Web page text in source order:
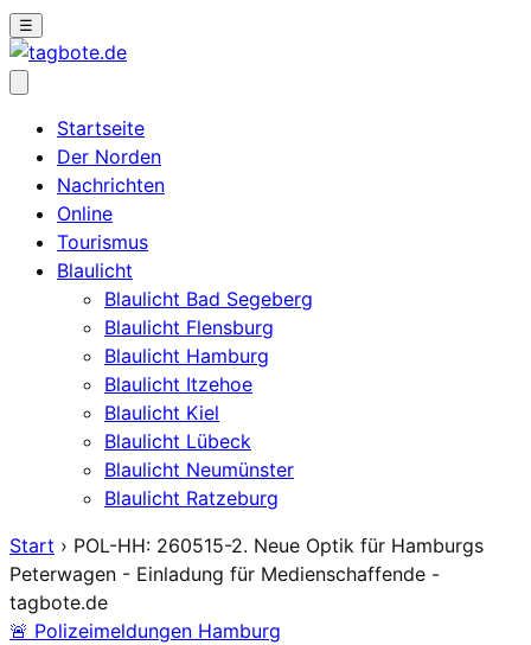
☰
Startseite
Der Norden
Nachrichten
Online
Tourismus
Blaulicht
Blaulicht Bad Segeberg
Blaulicht Flensburg
Blaulicht Hamburg
Blaulicht Itzehoe
Blaulicht Kiel
Blaulicht Lübeck
Blaulicht Neumünster
Blaulicht Ratzeburg
Start › POL-HH: 260515-2. Neue Optik für Hamburgs
Peterwagen - Einladung für Medienschaffende -
tagbote.de
🚨 Polizeimeldungen Hamburg